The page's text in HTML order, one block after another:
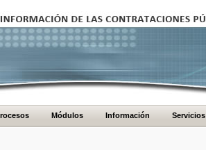
Módulos Información Servicios